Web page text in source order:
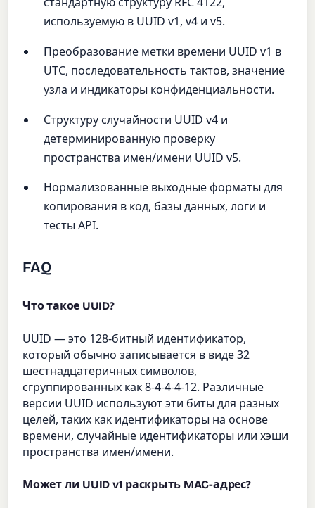
используемую в UUID v1, v4 и v5.
Преобразование метки времени UUID v1 в
UTC, последовательность тактов, значение
узла и индикаторы конфиденциальности.
Структуру случайности UUID v4 и
детерминированную проверку
пространства имен/имени UUID v5.
Нормализованные выходные форматы для
копирования в код, базы данных, логи и
тесты API.
FAQ
Что такое UUID?
UUID — это 128-битный идентификатор,
который обычно записывается в виде 32
шестнадцатеричных символов,
сгруппированных как 8-4-4-4-12. Различные
версии UUID используют эти биты для разных
целей, таких как идентификаторы на основе
времени, случайные идентификаторы или хэши
пространства имен/имени.
Может ли UUID v1 раскрыть MAC-адрес?